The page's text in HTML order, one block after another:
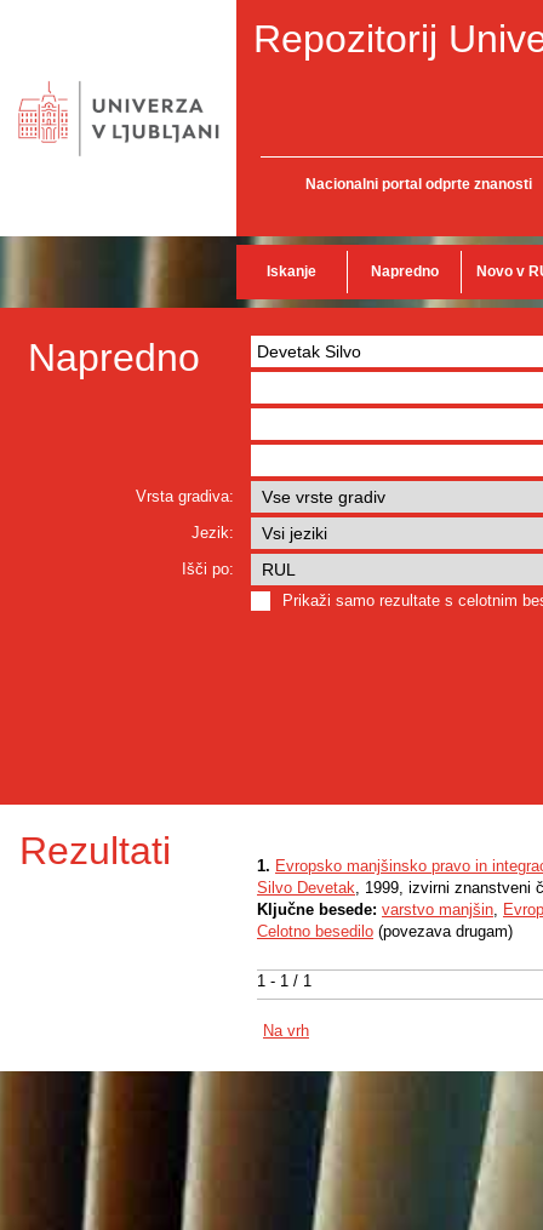
Repozitorij
Nacionalni portal odprte znanosti
Iskanje Napredno Novo v
Napredno
Vrsta gradiva:
Jezik:
Išči po:
Prikaži samo rezultate s celotnim
Rezultati
1 - 1 / 1
1. Evropsko manjšinsko pravo in
Silvo Devetak, 1999, izvirni znanstveni
Ključne besede: varstvo manjšin,
Celotno besedilo (povezava drugam)
Na vrh